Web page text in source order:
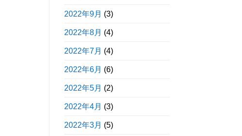
2022年9月 (3)
2022年8月 (4)
2022年7月 (4)
2022年6月 (6)
2022年5月 (2)
2022年4月 (3)
2022年3月 (5)